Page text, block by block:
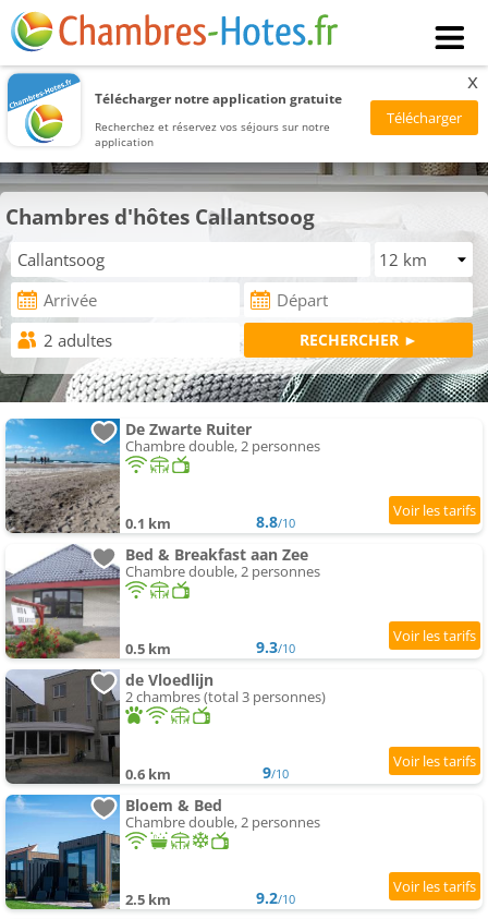
Télécharger notre application gratuite
Recherchez et réservez vos séjours sur notre
application
x
Chambres d'hôtes Callantsoog
De Zwarte Ruiter
Chambre double, 2 personnes
0.1 km 8.8/10
Bed & Breakfast aan Zee
Chambre double, 2 personnes
0.5 km 9.3/10
de Vloedlijn
2 chambres (total 3 personnes)
0.6 km 9/10
Bloem & Bed
Chambre double, 2 personnes
2.5 km 9.2/10